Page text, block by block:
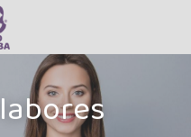
LA TIENDA